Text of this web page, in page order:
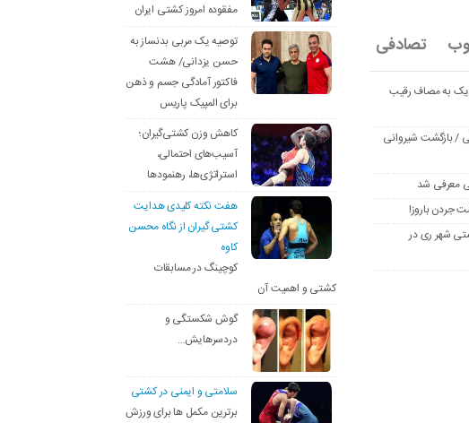
تصادفی
به مصاف رقیب
/ بازگشت شیروانی
معرفی شد
جردن باروز!
شهر ری در
مفقوده امروز کشتی ایران
توصیه یک مربی بدنساز به
حسن یزدانی/ هشت
فاکتور آمادگی جسم و ذهن
برای المپیک پاریس
کاهش وزن کشتی‌گیران؛
آسیب‌های احتمالی،
استراتژی‌ها، رهنمودها
هفت نکته کلیدی هدایت
کشتی گیران از نگاه محسن
کاوه
کوچینگ در مسابقات
کشتی و اهمیت آن
گوش شکستگی و
دردسرهایش…
سلامتی و ایمنی در کشتی
برترین مکمل ها برای ورزش